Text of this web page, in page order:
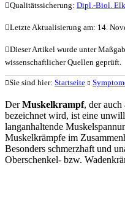
Qualitätssicherung: Dipl.-Biol.
Letzte Aktualisierung am: 14.
Dieser Artikel wurde unter
wissenschaftlicher Quellen geprüft.
Sie sind hier: Startseite
DerMuskelkrampf, der auch
bezeichnet wird, ist eine
langanhaltende
Muskelkrämpfe im
Besonders schmerzhaft und
Oberschenkel- bzw.